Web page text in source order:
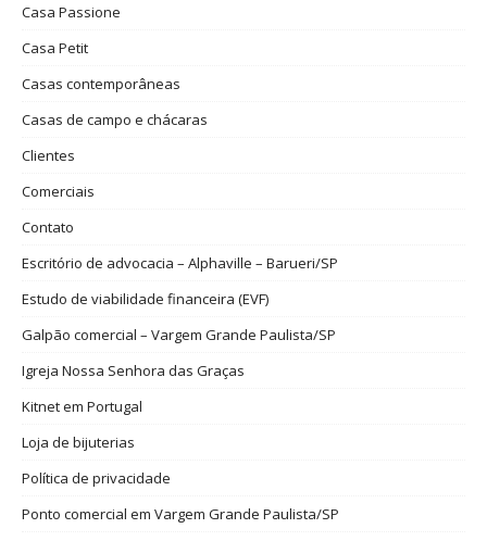
Casa Passione
Casa Petit
Casas contemporâneas
Casas de campo e chácaras
Clientes
Comerciais
Contato
Escritório de advocacia – Alphaville – Barueri/SP
Estudo de viabilidade financeira (EVF)
Galpão comercial – Vargem Grande Paulista/SP
Igreja Nossa Senhora das Graças
Kitnet em Portugal
Loja de bijuterias
Política de privacidade
Ponto comercial em Vargem Grande Paulista/SP